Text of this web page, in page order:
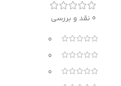
0 نقد و بررسی
0
0
0